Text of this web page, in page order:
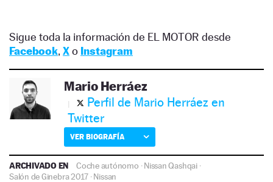
Sigue toda la información de EL MOTOR desde
Facebook, Xo Instagram
Mario Herráez
Perfil de Mario Herráez en
Twitter
VER BIOGRAFÍA
ARCHIVADO EN Coche autónomo ·Nissan Qashqai·
Salón de Ginebra 2017 ·Nissan